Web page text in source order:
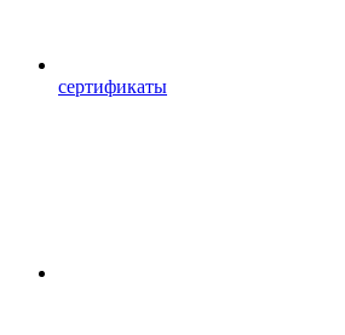
сертификаты